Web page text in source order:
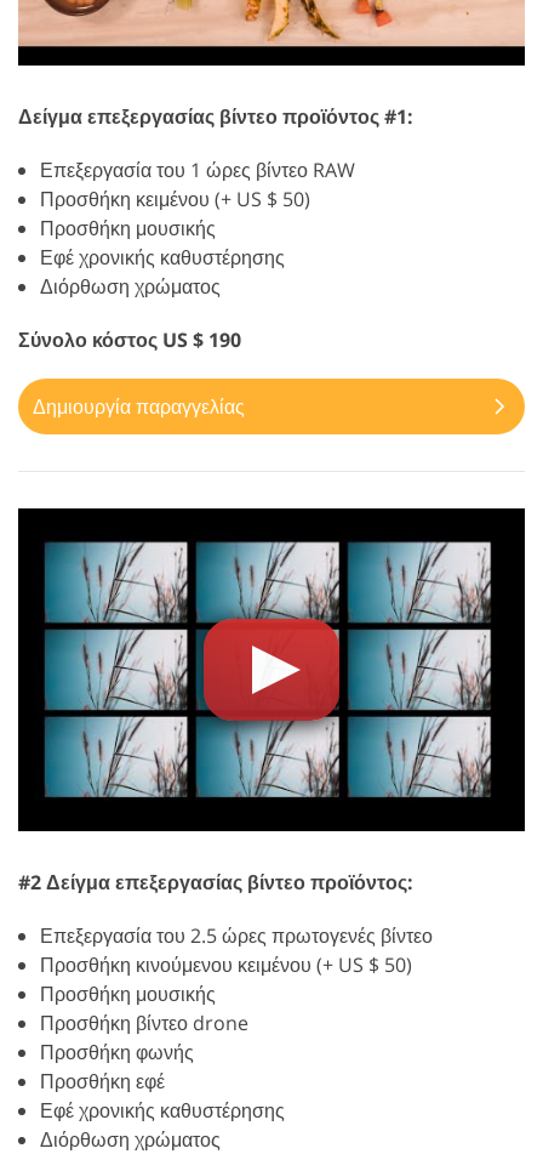
Δείγμα επεξεργασίας βίντεο προϊόντος #1:
Επεξεργασία του 1 ώρες βίντεο RAW
Προσθήκη κειμένου (+ US $ 50)
Προσθήκη μουσικής
Εφέ χρονικής καθυστέρησης
Διόρθωση χρώματος
Σύνολο κόστος US $ 190
Δημιουργία παραγγελίας
#2 Δείγμα επεξεργασίας βίντεο προϊόντος:
Επεξεργασία του 2.5 ώρες πρωτογενές βίντεο
Προσθήκη κινούμενου κειμένου (+ US $ 50)
Προσθήκη μουσικής
Προσθήκη βίντεο drone
Προσθήκη φωνής
Προσθήκη εφέ
Εφέ χρονικής καθυστέρησης
Διόρθωση χρώματος